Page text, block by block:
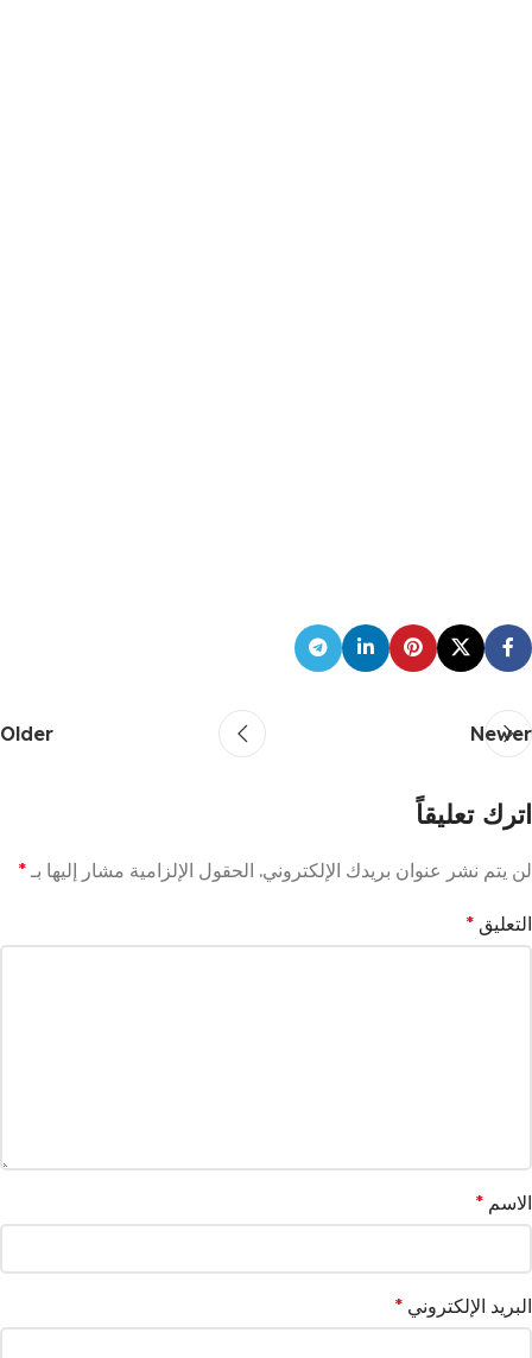
Newer
Older
اترك تعليقاً
لن يتم نشر عنوان بريدك الإلكتروني. الحقول الإلزامية مشار إليها بـ *
التعليق *
الاسم *
البريد الإلكتروني *